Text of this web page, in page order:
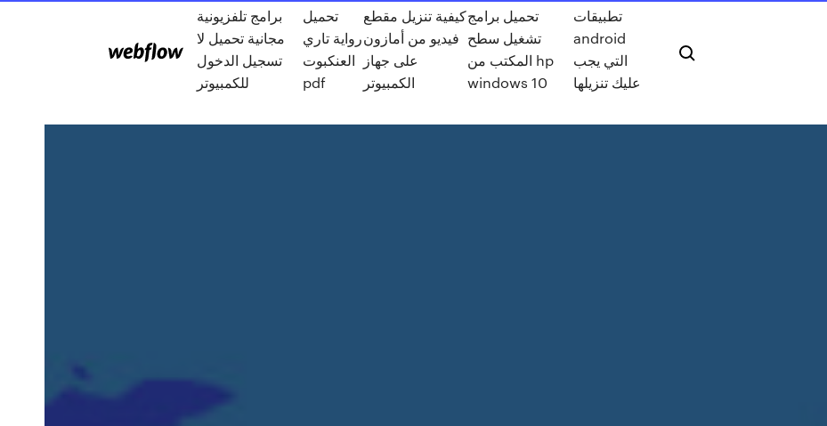
برامج تلفزيونية
مجانية تحميل لا
تسجيل الدخول
للكمبيوتر
تحميل
رواية تاري
العنكبوت
pdf
كيفية تنزيل مقطع
فيديو من أمازون
على جهاز
الكمبيوتر
تحميل برامج
تشغيل سطح
المكتب من hp
windows 10
تطبيقات
android
التي يجب
عليك تنزيلها